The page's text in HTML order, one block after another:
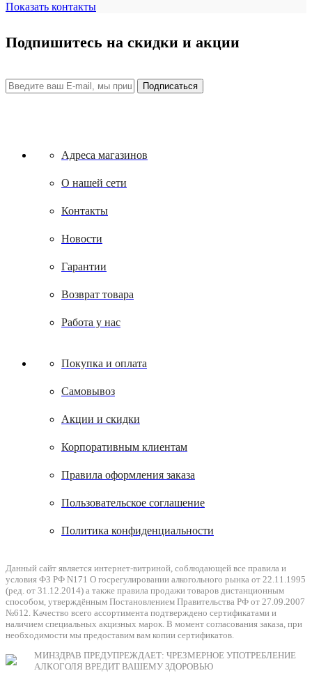
Показать контакты
Подпишитесь на скидки и акции
Адреса магазинов
О нашей сети
Контакты
Новости
Гарантии
Возврат товара
Работа у нас
Покупка и оплата
Самовывоз
Акции и скидки
Корпоративным клиентам
Правила оформления заказа
Пользовательское соглашение
Политика конфиденциальности
Данный сайт является интернет-витриной, соблюдающей все правила и
условия ФЗ РФ N171 О госрегулировании алкогольного рынка от 22.11.1995
(ред. от 31.12.2014) а также правила продажи товаров дистанционным
способом, утверждённым Постановлением Правительства РФ от 27.09.2007
№612. Качество всего ассортимента подтверждено сертификатами и
наличием специальных акцизных марок. В момент согласования заказа, при
необходимости мы предоставим вам копии сертификатов.
МИНЗДРАВ ПРЕДУПРЕЖДАЕТ: ЧРЕЗМЕРНОЕ УПОТРЕБЛЕНИЕ
АЛКОГОЛЯ ВРЕДИТ ВАШЕМУ ЗДОРОВЬЮ